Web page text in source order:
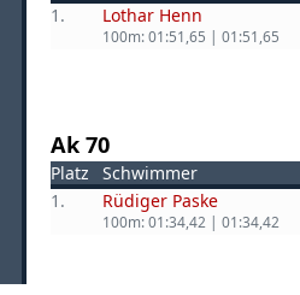
1.
Lothar Henn
100m: 01:51,65 | 01:51,65
Ak 70
Platz Schwimmer
1.
Rüdiger Paske
100m: 01:34,42 | 01:34,42